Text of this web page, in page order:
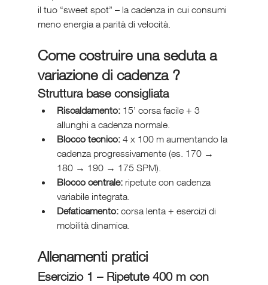
il tuo “sweet spot” – la cadenza in cui consumi
meno energia a parità di velocità.
Come costruire una seduta a
variazione di cadenza ?
Struttura base consigliata
Riscaldamento: 15’ corsa facile + 3
allunghi a cadenza normale.
Blocco tecnico: 4 x 100 m aumentando la
cadenza progressivamente (es. 170 →
180 → 190 → 175 SPM).
Blocco centrale: ripetute con cadenza
variabile integrata.
Defaticamento: corsa lenta + esercizi di
mobilità dinamica.
Allenamenti pratici
Esercizio 1 – Ripetute 400 m con